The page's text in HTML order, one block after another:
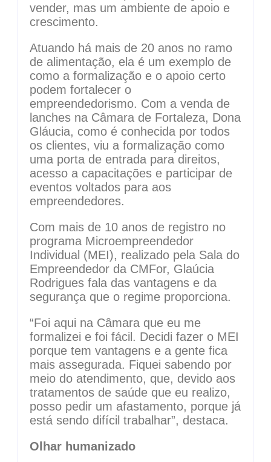
vender, mas um ambiente de apoio e
crescimento.
Atuando há mais de 20 anos no ramo
de alimentação, ela é um exemplo de
como a formalização e o apoio certo
podem fortalecer o
empreendedorismo. Com a venda de
lanches na Câmara de Fortaleza, Dona
Gláucia, como é conhecida por todos
os clientes, viu a formalização como
uma porta de entrada para direitos,
acesso a capacitações e participar de
eventos voltados para aos
empreendedores.
Com mais de 10 anos de registro no
programa Microempreendedor
Individual (MEI), realizado pela Sala do
Empreendedor da CMFor, Glaúcia
Rodrigues fala das vantagens e da
segurança que o regime proporciona.
“Foi aqui na Câmara que eu me
formalizei e foi fácil. Decidi fazer o MEI
porque tem vantagens e a gente fica
mais assegurada. Fiquei sabendo por
meio do atendimento, que, devido aos
tratamentos de saúde que eu realizo,
posso pedir um afastamento, porque já
está sendo difícil trabalhar”, destaca.
Olhar humanizado